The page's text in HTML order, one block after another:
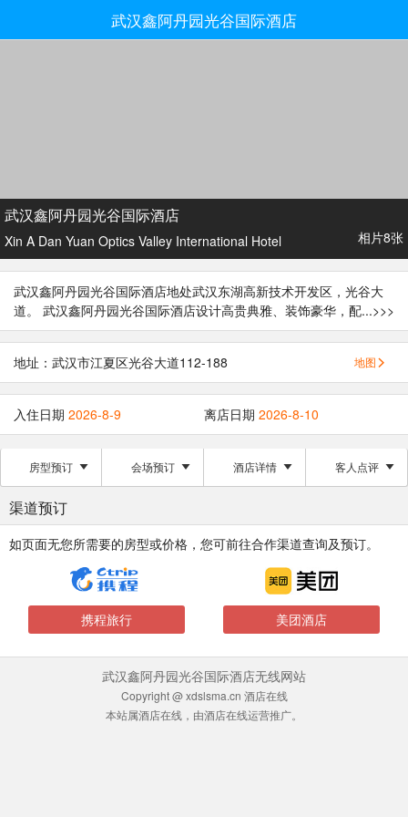
武汉鑫阿丹园光谷国际酒店
武汉鑫阿丹园光谷国际酒店
Xin A Dan Yuan Optics Valley International Hotel 相片8张
武汉鑫阿丹园光谷国际酒店地处武汉东湖高新技术开发区，光谷大
道。 武汉鑫阿丹园光谷国际酒店设计高贵典雅、装饰豪华，配...>>>
地址：武汉市江夏区光谷大道112-188 地图
入住日期 2026-8-9 离店日期 2026-8-10
房型预订 会场预订 酒店详情 客人点评
渠道预订
如页面无您所需要的房型或价格，您可前往合作渠道查询及预订。
携程旅行 美团酒店
武汉鑫阿丹园光谷国际酒店无线网站
Copyright @ xdslsma.cn 酒店在线
本站属酒店在线，由酒店在线运营推广。